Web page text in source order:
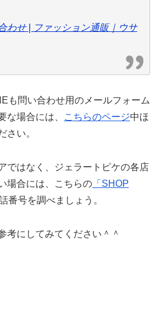
わせ | ファッション通販｜ウサ
も問い合わせ用のメールフォーム
な場合には、
こちらのページ中ほ
さい。
ではなく、ジェラートピケの各店
場合には、こちらの 「SHOP
番号を調べましょう。
考にしてみてください＾＾